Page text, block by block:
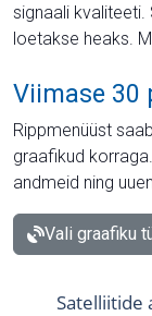
signaali
loetakse heaks.
Viimase 30
Rippmenüüst
graafikud
andmeid ning
Vali graafiku
Satelliitide